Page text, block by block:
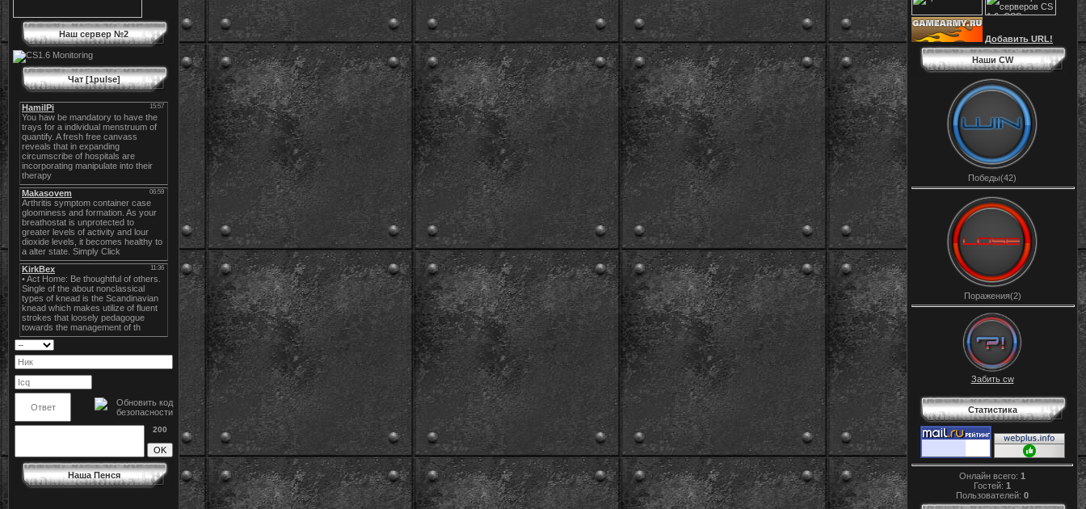
Наш сервер №2
Чат [1pulse]
200
Наша Пенся
Добавить URL!
Наши CW
Победы(42)
Поражения(2)
Забить cw
Статистика
Онлайн всего: 1
Гостей: 1
Пользователей: 0